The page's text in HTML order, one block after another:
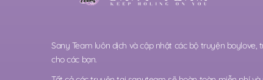
Sany Team luôn dịch và cập nhật các bộ truyện
cho các bạn.